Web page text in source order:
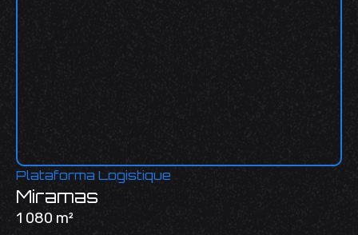
Plataforma Logistique
Miramas
1 080 m²